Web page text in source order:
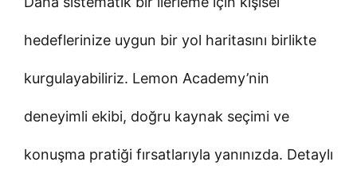
hedeflerinize uygun bir yol haritasını birlikte
kurgulayabiliriz. Lemon Academy’nin
deneyimli ekibi, doğru kaynak seçimi ve
konuşma pratiği fırsatlarıyla yanınızda. Detaylı